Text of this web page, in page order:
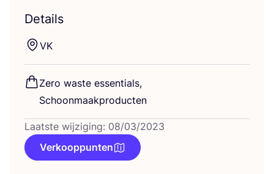
Details
VK
Zero was­te essen­ti­als,
Schoonmaakproducten
Laatste wijziging: 08/03/2023
Verkooppunten